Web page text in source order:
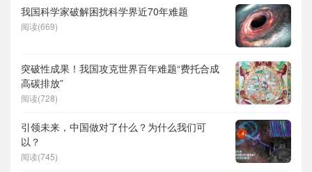
我国科学家破解困扰科学界近70年难题
阅读(669)
突破性成果！我国攻克世界百年难题“费托合成
高碳排放”
阅读(728)
引领未来，中国做对了什么？为什么我们可
以？
阅读(745)